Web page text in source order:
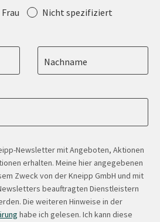
Frau Nicht spezifiziert
Nachname
Newsletter mit Angeboten, Aktionen
erhalten. Meine hier angegebenen
Zweck von der Kneipp GmbH und mit
beauftragten Dienstleistern
Die weiteren Hinweise in der
habe ich gelesen. Ich kann diese